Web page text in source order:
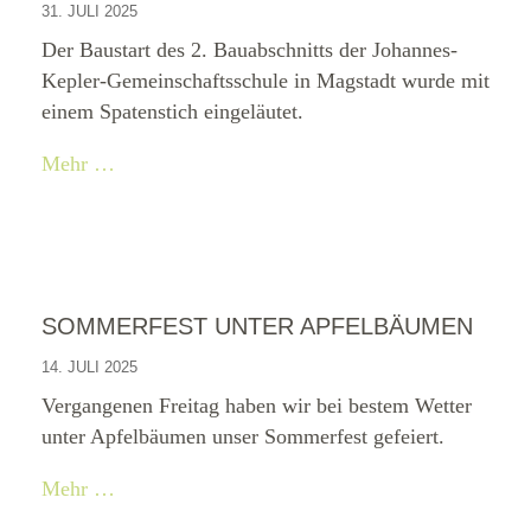
31. JULI 2025
Der Baustart des 2. Bauabschnitts der Johannes-
Kepler-Gemeinschaftsschule in Magstadt wurde mit
einem Spatenstich eingeläutet.
Mehr …
SOMMERFEST UNTER APFELBÄUMEN
14. JULI 2025
Vergangenen Freitag haben wir bei bestem Wetter
unter Apfelbäumen unser Sommerfest gefeiert.
Mehr …